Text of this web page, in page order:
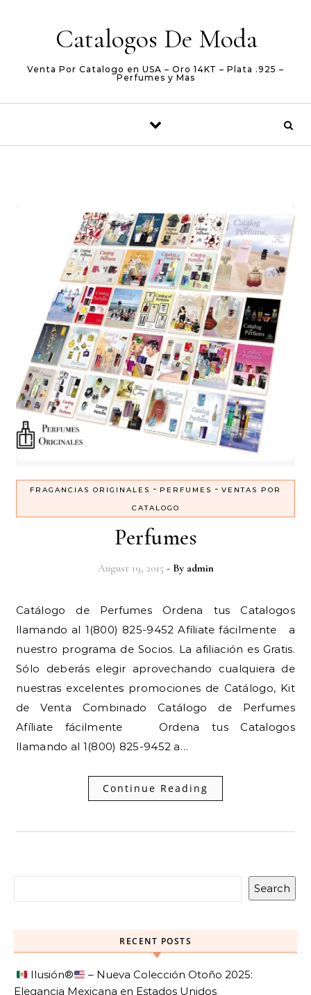
Catalogos De Moda
Venta Por Catalogo en USA – Oro 14KT – Plata .925 –
Perfumes y Mas
FRAGANCIAS ORIGINALES - PERFUMES - VENTAS POR
CATALOGO
Perfumes
August 19, 2015 - By admin
Catálogo de Perfumes Ordena tus Catalogos
llamando al 1(800) 825-9452 Afíliate fácilmente a
nuestro programa de Socios. La afiliación es Gratis.
Sólo deberás elegir aprovechando cualquiera de
nuestras excelentes promociones de Catálogo, Kit
de Venta Combinado Catálogo de Perfumes
Afíliate fácilmente Ordena tus Catalogos
llamando al 1(800) 825-9452 a…
Continue Reading
Search
RECENT POSTS
Ilusión®️
– Nueva Colección Otoño 2025:
Elegancia Mexicana en Estados Unidos